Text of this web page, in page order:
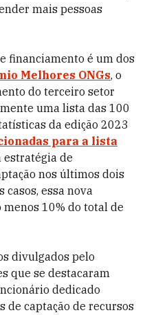
mais pessoas
financiamento é um dos
Melhores ONGs, o
do terceiro setor
uma lista das 100
da edição 2023
para a lista
estratégia de
nos últimos dois
casos, essa nova
10% do total de
divulgados pelo
que se destacaram
dedicado
de captação de recursos